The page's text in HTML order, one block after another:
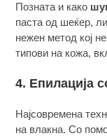
Позната и како
паста од шеќер,
нежен метод кој
типови на кожа,
4. Епилација
Најсовремена
на влакна. Со